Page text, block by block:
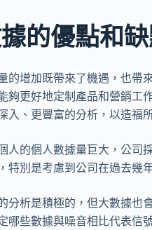
的優點和
的增加既帶來了機遇，也帶
夠更好地定制產品和營銷工
入、更豐富的分析，以造福
人的個人數據量巨大，公司
特別是考慮到公司在過去幾
分析是積極的，但大數據也
哪些數據與噪音相比代表信